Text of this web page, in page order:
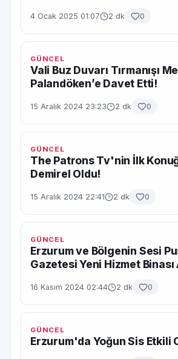
4 Ocak 2025 01:07 2 dk 0
GÜNCEL
Vali Buz Duvarı Tırmanışı
Palandöken’e Davet Etti!
15 Aralık 2024 23:23 2 dk 0
GÜNCEL
The Patrons Tv'nin İlk
Demirel Oldu!
15 Aralık 2024 22:41 2 dk 0
GÜNCEL
Erzurum ve Bölgenin Sesi
Gazetesi Yeni Hizmet Binası
16 Kasım 2024 02:44 2 dk 0
GÜNCEL
Erzurum'da Yoğun Sis Etkili